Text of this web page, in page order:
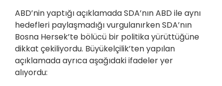
ABD’nin yaptığı açıklamada SDA’nın ABD ile aynı
hedefleri paylaşmadığı vurgulanırken SDA’nın
Bosna Hersek’te bölücü bir politika yürüttüğüne
dikkat çekiliyordu. Büyükelçilik’ten yapılan
açıklamada ayrıca aşağıdaki ifadeler yer
alıyordu: